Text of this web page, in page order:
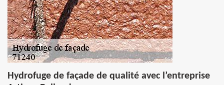
Hydrofuge de façade de qualité avec l’entreprise